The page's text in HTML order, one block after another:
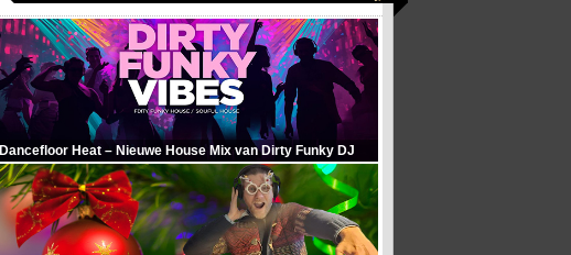
Dancefloor Heat – Nieuwe House Mix van Dirty Funky DJ